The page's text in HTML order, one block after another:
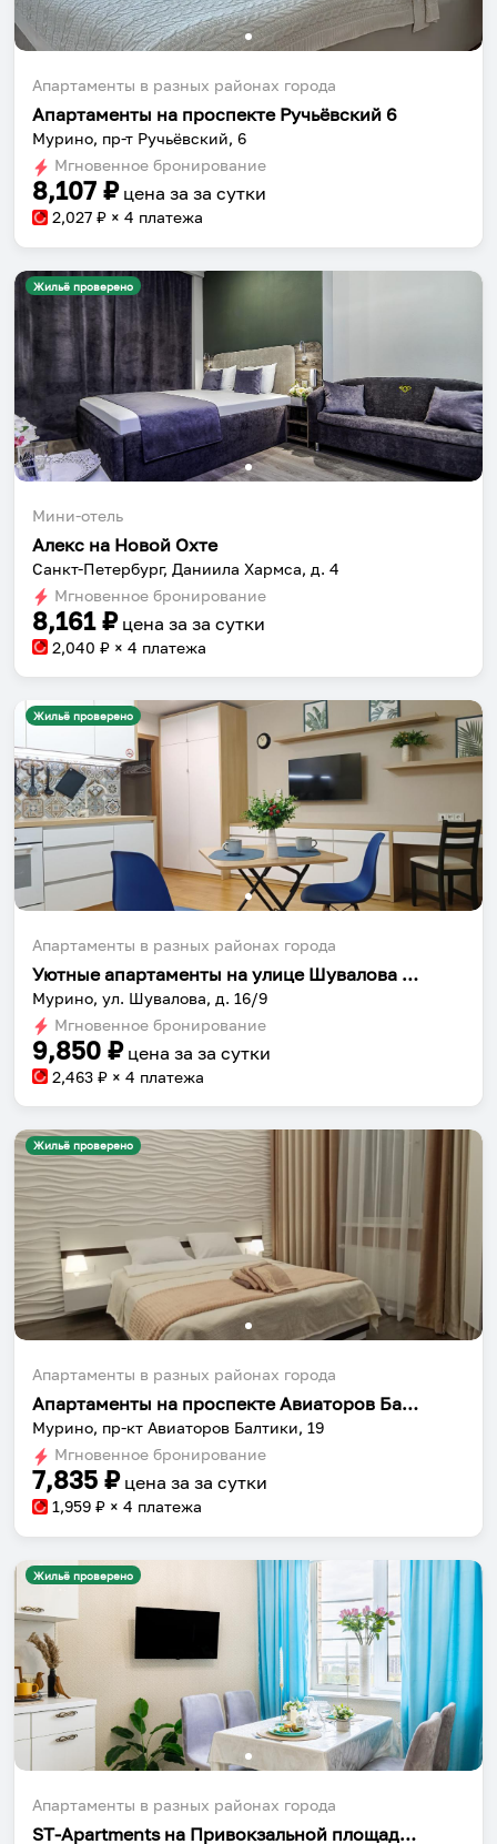
Апартаменты в разных районах города
Апартаменты на проспекте Ручьёвский 6
Мурино, пр-т Ручьёвский, 6
Мгновенное бронирование
8,107 ₽ цена за за сутки
2,027 ₽ × 4 платежа
Жильё проверено
Мини-отель
Алекс на Новой Охте
Санкт-Петербург, Даниила Хармса, д. 4
Мгновенное бронирование
8,161₽ цена за за сутки
2,040 ₽ × 4 платежа
Жильё проверено
Апартаменты в разных районах города
Уютные апартаменты на улице Шувалова 16/9
Мурино, ул. Шувалова, д. 16/9
Мгновенное бронирование
9,850 ₽ цена за за сутки
2,463 ₽ × 4 платежа
Жильё проверено
Апартаменты в разных районах города
Апартаменты на проспекте Авиаторов Балтики 19
Мурино, пр-кт Авиаторов Балтики, 19
Мгновенное бронирование
7,835 ₽ цена за за сутки
1,959 ₽ × 4 платежа
Жильё проверено
Апартаменты в разных районах города
ST-Apartments на Привокзальной площади 1А корпус 2